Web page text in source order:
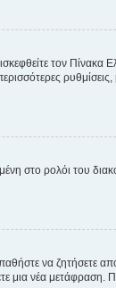
τον Πίνακα
στο ρολόι του
να ζητήσετε
νέα μετάφραση.